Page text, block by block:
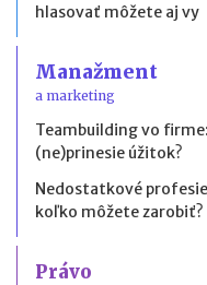
hlasovať môžete aj vy
Manažment
a marketing
Teambuilding vo
(ne)prinesie úžitok?
Nedostatkové
koľko môžete zarobiť?
Právo